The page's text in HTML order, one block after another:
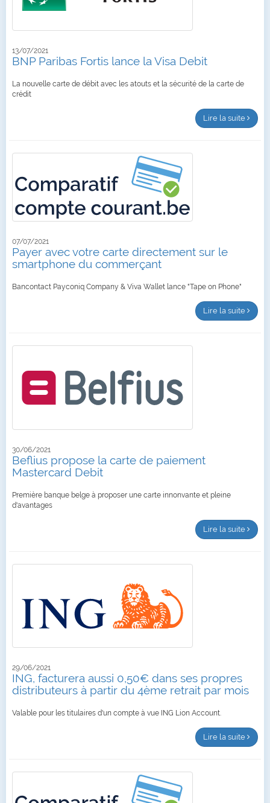
13/07/2021
BNP Paribas Fortis lance la Visa Debit
La nouvelle carte de débit avec les atouts et la sécurité de la carte de
crédit
Lire la suite
07/07/2021
Payer avec votre carte directement sur le
smartphone du commerçant
Bancontact Payconiq Company & Viva Wallet lance "Tape on Phone"
Lire la suite
30/06/2021
Beflius propose la carte de paiement
Mastercard Debit
Première banque belge à proposer une carte innonvante et pleine
d'avantages
Lire la suite
29/06/2021
ING, facturera aussi 0,50€ dans ses propres
distributeurs à partir du 4ème retrait par mois
Valable pour les titulaires d'un compte à vue ING Lion Account.
Lire la suite